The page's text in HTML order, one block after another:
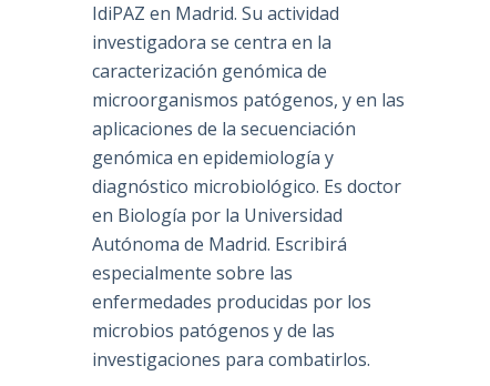
IdiPAZ en Madrid. Su actividad
investigadora se centra en la
caracterización genómica de
microorganismos patógenos, y en las
aplicaciones de la secuenciación
genómica en epidemiología y
diagnóstico microbiológico. Es doctor
en Biología por la Universidad
Autónoma de Madrid. Escribirá
especialmente sobre las
enfermedades producidas por los
microbios patógenos y de las
investigaciones para combatirlos.